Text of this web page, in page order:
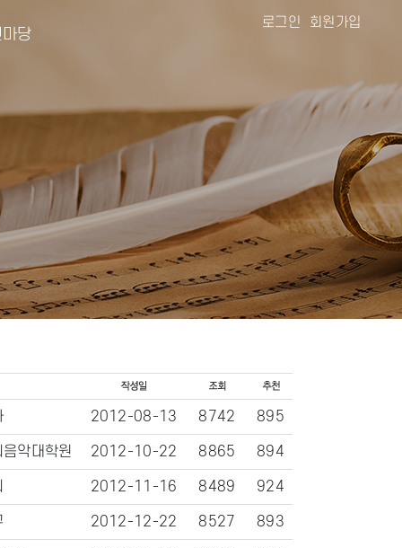
당
로그인 회원가입
2012-08-13 8742 895
악대학원 2012-10-22 8865 894
2012-11-16 8489 924
2012-12-22 8527 893